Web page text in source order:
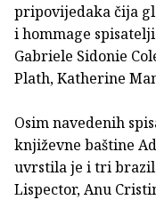
pripovijedaka čija
i hommage
Gabriele Sidonie
Plath, Katherine
Osim navedenih
književne baštine
uvrstila je i tri
Lispector, Anu